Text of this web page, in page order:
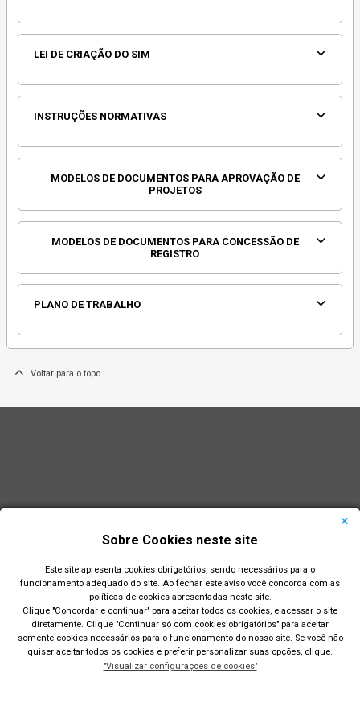
LEI DE CRIAÇÃO DO SIM
INSTRUÇÕES NORMATIVAS
MODELOS DE DOCUMENTOS PARA APROVAÇÃO DE
PROJETOS
MODELOS DE DOCUMENTOS PARA CONCESSÃO DE
REGISTRO
PLANO DE TRABALHO
Voltar para o topo
Sobre Cookies neste site
Este site apresenta cookies obrigatórios, sendo necessários para o
funcionamento adequado do site. Ao fechar este aviso você concorda com as
políticas de cookies apresentadas neste site.
Clique "Concordar e continuar" para aceitar todos os cookies, e acessar o site
diretamente. Clique "Continuar só com cookies obrigatórios" para aceitar
somente cookies necessários para o funcionamento do nosso site. Se você não
quiser aceitar todos os cookies e preferir personalizar suas opções, clique.
"Visualizar configurações de cookies"
Prefeitura Municipal de Rio Grande
Largo Engenheiro João Fernandes Moreira - Centro - Rio